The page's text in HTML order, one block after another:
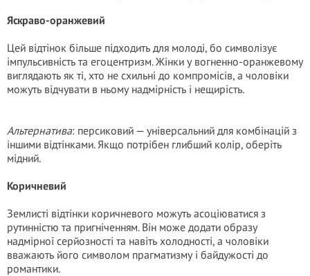
Яскраво-оранжевий
Цей відтінок більше підходить для молоді, бо символізує
імпульсивність та егоцентризм. Жінки у вогненно-оранжевому
виглядають як ті, хто не схильні до компромісів, а чоловіки
можуть відчувати в ньому надмірність і нещирість.
Альтернатива: персиковий — універсальний для комбінацій з
іншими відтінками. Якщо потрібен глибший колір, оберіть
мідний.
Коричневий
Землисті відтінки коричневого можуть асоціюватися з
рутинністю та пригніченням. Він може додати образу
надмірної серйозності та навіть холодності, а чоловіки
вважають його символом прагматизму і байдужості до
романтики.